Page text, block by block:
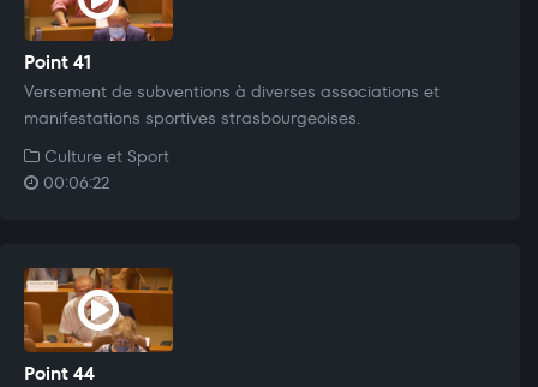
Point 41
Versement de subventions à diverses associations et
manifestations sportives strasbourgeoises.
Culture et Sport
00:06:22
Point 44